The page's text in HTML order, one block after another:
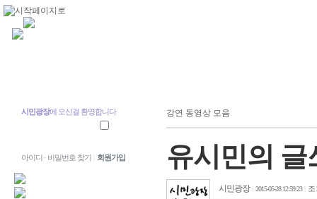
시민광장에 오신걸 환영합니다
아이디 · 비밀번호 찾기 회원가입
강연 동영상 모음
유시민의 글
시민광장 2015-05-28 12:59:23